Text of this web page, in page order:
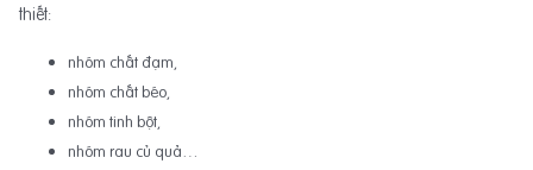
thiết:
nhóm chất đạm,
nhóm chất béo,
nhóm tinh bột,
nhóm rau củ quả…